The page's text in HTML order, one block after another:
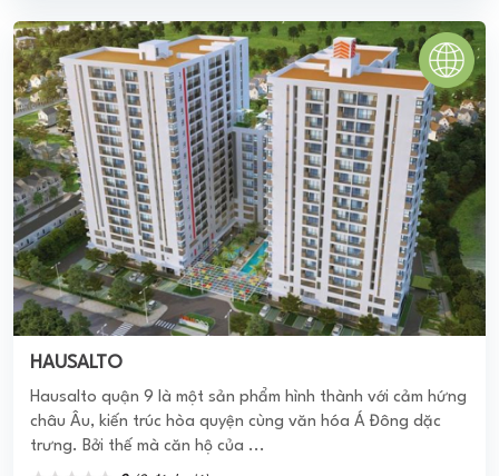
HAUSALTO
Hausalto quận 9 là một sản phẩm hình thành với cảm hứng
châu Âu, kiến trúc hòa quyện cùng văn hóa Á Đông dặc
trưng. Bởi thế mà căn hộ của ...
0 (0 đánh giá)
(Đánh giá từ websitepomahomeviews.vn)